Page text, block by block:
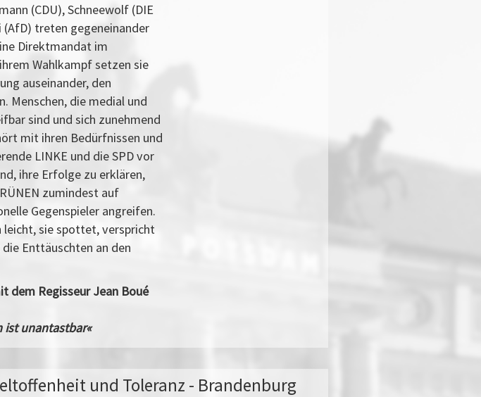
(CDU), Schneewolf (DIE
(AfD) treten gegeneinander
Direktmandat im
Wahlkampf setzen sie
auseinander, den
Menschen, die medial und
sind und sich zunehmend
mit ihren Bedürfnissen und
LINKE und die SPD vor
ihre Erfolge zu erklären,
zumindest auf
Gegenspieler angreifen.
leicht, sie spottet, verspricht
Enttäuschten an den
dem Regisseur Jean Boué
ist unantastbar«
und Toleranz - Brandenburg